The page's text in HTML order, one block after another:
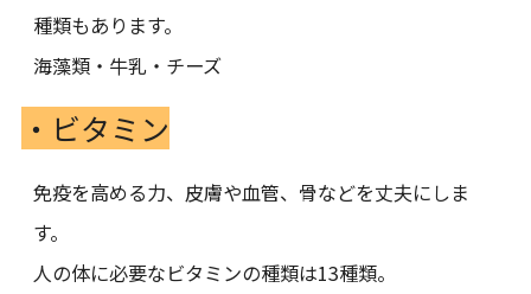
種類もあります。
海藻類・牛乳・チーズ
・ビタミン
免疫を高める力、皮膚や血管、骨などを丈夫にしま
す。
人の体に必要なビタミンの種類は13種類。